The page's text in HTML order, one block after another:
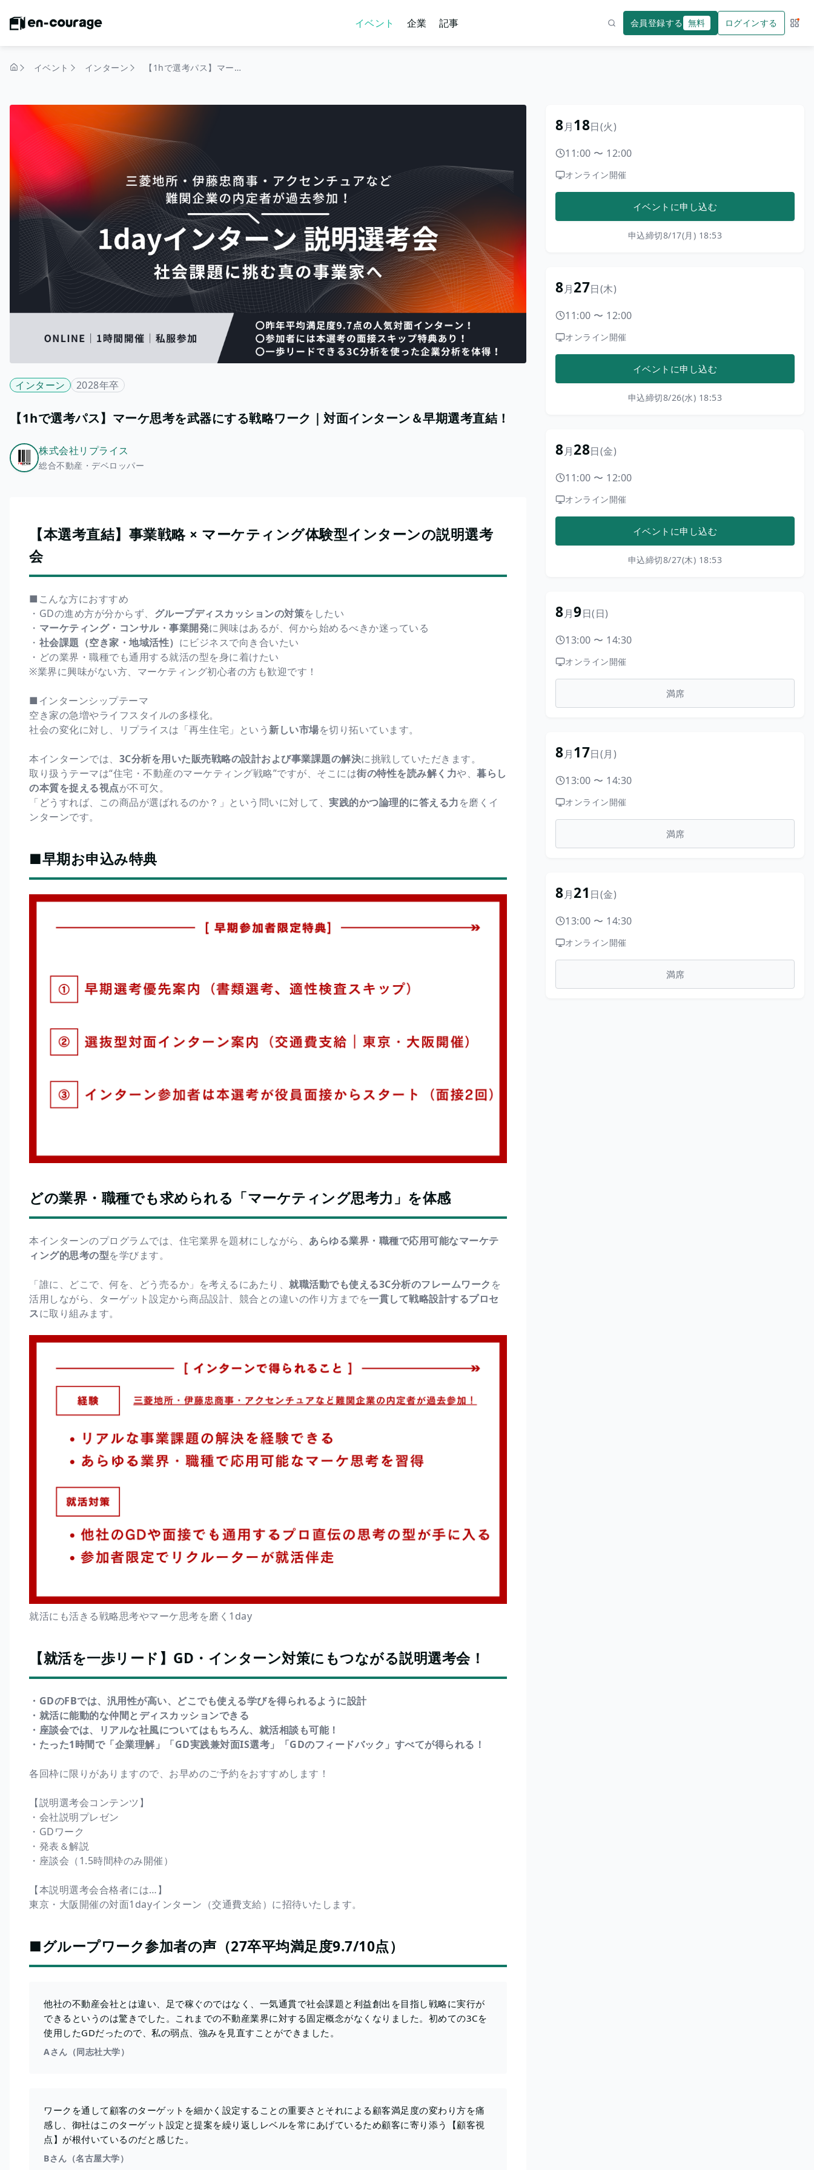
イベント 企業 記事 会員登録する 無料 ログインする サー
イベント インターン 【1hで選考パス】マーケ思考を武器にする戦略ワーク｜対面インターン＆早期選考直結！
インターン 2028年卒
【1hで選考パス】マーケ思考を武器にする戦略ワーク｜対面インターン＆早期選考直結！
株式会社リプライス
総合不動産・デベロッパー
【本選考直結】事業戦略 × マーケティング体験型インターンの説明選考
会
■こんな方におすすめ
・GDの進め方が分からず、 グループディスカッションの対策をしたい
・ マーケティング・コンサル・事業開発に興味はあるが、何から始めるべきか迷っている
・ 社会課題（空き家・地域活性） にビジネスで向き合いたい
・どの業界・職種でも通用する就活の型を身に着けたい
※業界に興味がない方、マーケティング初心者の方も歓迎です！
■インターンシップテーマ
空き家の急増やライフスタイルの多様化。
社会の変化に対し、リプライスは「再生住宅」という新しい市場を切り拓いています。
本インターンでは、 3C分析を用いた販売戦略の設計および事業課題の解決に挑戦していただきます。
取り扱うテーマは“住宅・不動産のマーケティング戦略”ですが、そこには街の特性を読み解く力や、 暮らし
の本質を捉える視点が不可欠。
「どうすれば、この商品が選ばれるのか？」という問いに対して、 実践的かつ論理的に答える力を磨くイ
ンターンです。
■早期お申込み特典
どの業界・職種でも求められる「マーケティング思考力」を体感
本インターンのプログラムでは、住宅業界を題材にしながら、 あらゆる業界・職種で応用可能なマーケテ
ィング的思考の型を学びます。
「誰に、どこで、何を、どう売るか」を考えるにあたり、 就職活動でも使える3C分析のフレームワーク を
活用しながら、ターゲット設定から商品設計、競合との違いの作り方までを一貫して戦略設計するプロセ
スに取り組みます。
就活にも活きる戦略思考やマーケ思考を磨く1day
【就活を一歩リード】GD・インターン対策にもつながる説明選考会！
・GDのFBでは、汎用性が高い、どこでも使える学びを得られるように設計
・就活に能動的な仲間とディスカッションできる
・座談会では、リアルな社風についてはもちろん、就活相談も可能！
・たった1時間で「企業理解」「GD実践兼対面IS選考」「GDのフィードバック」すべてが得られる！
各回枠に限りがありますので、お早めのご予約をおすすめします！
【説明選考会コンテンツ】
・会社説明プレゼン
・GDワーク
・発表＆解説
・座談会（1.5時間枠のみ開催）
【本説明選考会合格者には…】
東京・大阪開催の対面1dayインターン（交通費支給）に招待いたします。
■グループワーク参加者の声（27卒平均満足度9.7/10点）
他社の不動産会社とは違い、足で稼ぐのではなく、一気通貫で社会課題と利益創出を目指し戦略に実行が
できるというのは驚きでした。これまでの不動産業界に対する固定概念がなくなりました。初めての3Cを
使用したGDだったので、私の弱点、強みを見直すことができました。
Aさん（同志社大学）
ワークを通して顧客のターゲットを細かく設定することの重要さとそれによる顧客満足度の変わり方を痛
感し、御社はこのターゲット設定と提案を繰り返しレベルを常にあげているため顧客に寄り添う【顧客視
点】が根付いているのだと感じた。
Bさん（名古屋大学）
8月18日(火)
11:00 〜 12:00
オンライン開催
イベントに申し込む
申込締切8/17(月) 18:53
8月27日(木)
11:00 〜 12:00
オンライン開催
イベントに申し込む
申込締切8/26(水) 18:53
8月28日(金)
11:00 〜 12:00
オンライン開催
イベントに申し込む
申込締切8/27(木) 18:53
8月9日(日)
13:00 〜 14:30
オンライン開催
満席
8月17日(月)
13:00 〜 14:30
オンライン開催
満席
8月21 日(金)
13:00 〜 14:30
オンライン開催
満席